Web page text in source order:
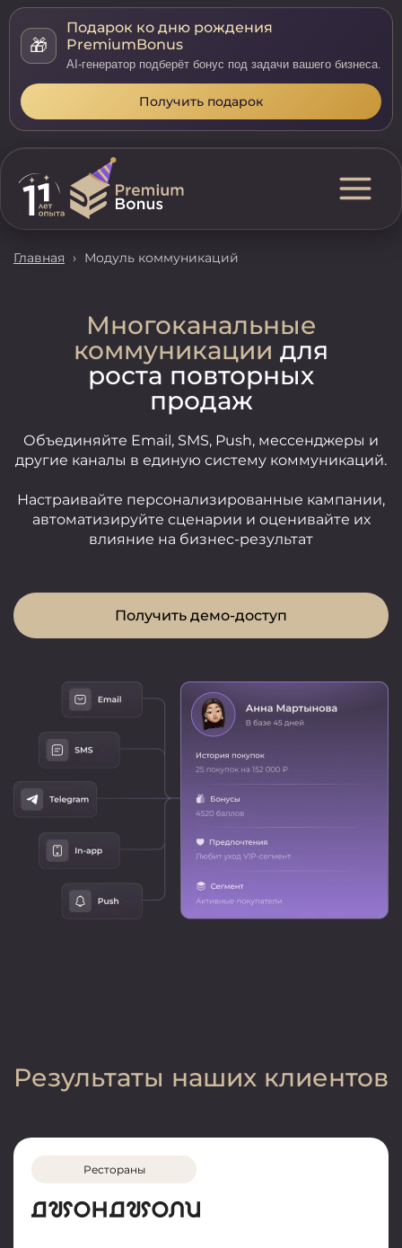
🎁
Подарок ко дню рождения
PremiumBonus
AI-генератор подберёт бонус под задачи вашего бизнеса.
Получить подарок
Главная › Модуль коммуникаций
Многоканальные
коммуникации для
роста повторных
продаж
Объединяйте Email, SMS, Push, мессенджеры и
другие каналы в единую систему коммуникаций.
Настраивайте персонализированные кампании,
автоматизируйте сценарии и оценивайте их
влияние на бизнес-результат
Получить демо-доступ
Результаты наших клиентов
Рестораны